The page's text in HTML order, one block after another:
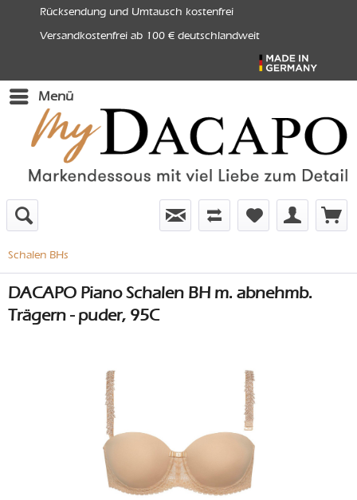
Rücksendung und Umtausch kostenfrei
Versandkostenfrei ab 100 € deutschlandweit
Menü
Schalen BHs
DACAPO Piano Schalen BH m. abnehmb.
Trägern - puder, 95C